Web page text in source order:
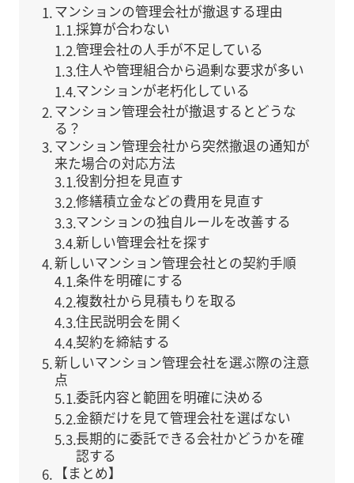
マンションの管理会社が撤退する理由
採算が合わない
管理会社の人手が不足している
住人や管理組合から過剰な要求が多い
マンションが老朽化している
マンション管理会社が撤退するとどうな
る？
マンション管理会社から突然撤退の通知が
来た場合の対応方法
役割分担を見直す
修繕積立金などの費用を見直す
マンションの独自ルールを改善する
新しい管理会社を探す
新しいマンション管理会社との契約手順
条件を明確にする
複数社から見積もりを取る
住民説明会を開く
契約を締結する
新しいマンション管理会社を選ぶ際の注意
点
委託内容と範囲を明確に決める
金額だけを見て管理会社を選ばない
長期的に委託できる会社かどうかを確
認する
【まとめ】